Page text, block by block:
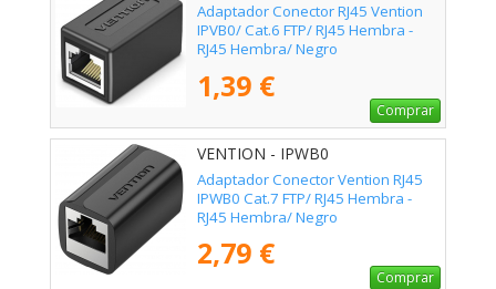
Adaptador Conector RJ45 Vention
IPVB0/ Cat.6 FTP/ RJ45 Hembra -
RJ45 Hembra/ Negro
1,39 €
Comprar
VENTION - IPWB0
Adaptador Conector Vention RJ45
IPWB0 Cat.7 FTP/ RJ45 Hembra -
RJ45 Hembra/ Negro
2,79 €
Comprar